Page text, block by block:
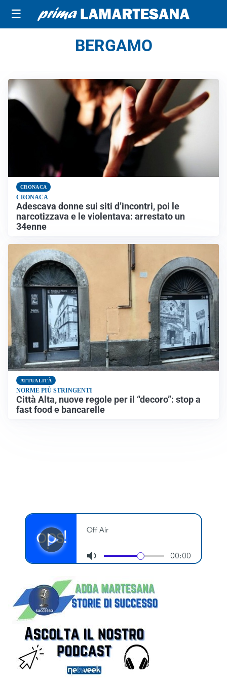
☰
BERGAMO
CRONACA
CRONACA
Adescava donne sui siti d’incontri, poi le
narcotizzava e le violentava: arrestato un
34enne
ATTUALITÀ
NORME PIÙ STRINGENTI
Città Alta, nuove regole per il “decoro”: stop a
fast food e bancarelle